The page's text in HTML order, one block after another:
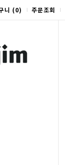
니 (0) 주문조회